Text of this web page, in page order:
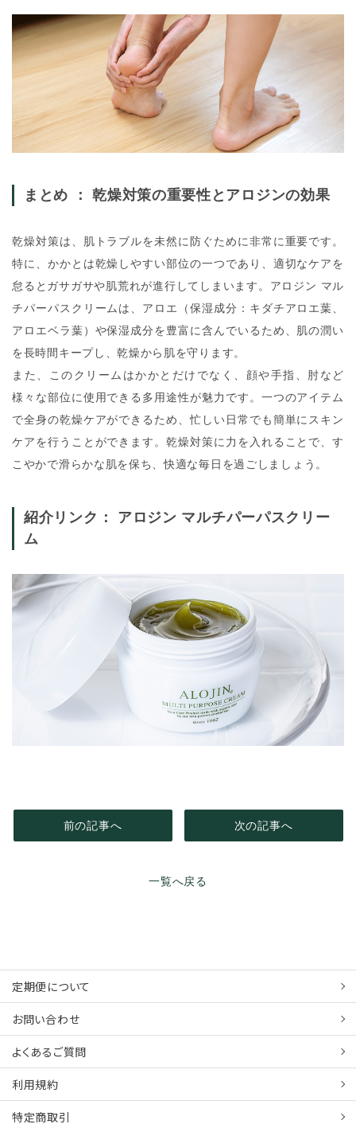
まとめ ： 乾燥対策の重要性とアロジンの効果
乾燥対策は、肌トラブルを未然に防ぐために非常に重要です。
特に、かかとは乾燥しやすい部位の一つであり、適切なケアを
怠るとガサガサや肌荒れが進行してしまいます。 アロジン マル
チパーパスクリームは、アロエ（保湿成分：キダチアロエ葉、
アロエベラ葉）や保湿成分を豊富に含んでいるため、肌の潤い
を長時間キープし、乾燥から肌を守ります。
また、このクリームはかかとだけでなく、顔や手指、肘など
様々な部位に使用できる多用途性が魅力です。一つのアイテム
で全身の乾燥ケアができるため、忙しい日常でも簡単にスキン
ケアを行うことができます。乾燥対策に力を入れることで、す
こやかで滑らかな肌を保ち、快適な毎日を過ごしましょう。
紹介リンク：
アロジン マルチパーパスクリー
ム
前の記事へ
一覧へ戻る
次の記事へ
定期便について
お問い合わせ
よくあるご質問
利用規約
特定商取引